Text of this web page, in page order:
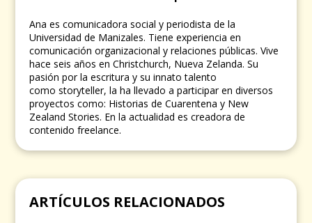
Ana es comunicadora social y periodista de la
Universidad de Manizales. Tiene experiencia en
comunicación organizacional y relaciones públicas. Vive
hace seis años en Christchurch, Nueva Zelanda. Su
pasión por la escritura y su innato talento
como storyteller, la ha llevado a participar en diversos
proyectos como: Historias de Cuarentena y New
Zealand Stories. En la actualidad es creadora de
contenido freelance.
ARTÍCULOS RELACIONADOS